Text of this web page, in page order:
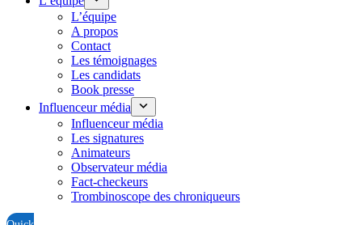
L’équipe
A propos
Contact
Les témoignages
Les candidats
Book presse
Influenceur média
Influenceur média
Les signatures
Animateurs
Observateur média
Fact-checkeurs
Trombinoscope des chroniqueurs